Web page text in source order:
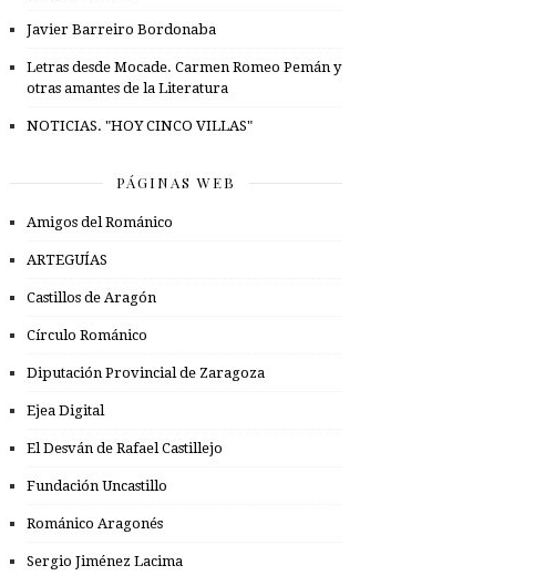
Javier Barreiro Bordonaba
Letras desde Mocade. Carmen Romeo Pemán y
otras amantes de la Literatura
NOTICIAS. "HOY CINCO VILLAS"
PÁGINAS WEB
Amigos del Románico
ARTEGUÍAS
Castillos de Aragón
Círculo Románico
Diputación Provincial de Zaragoza
Ejea Digital
El Desván de Rafael Castillejo
Fundación Uncastillo
Románico Aragonés
Sergio Jiménez Lacima